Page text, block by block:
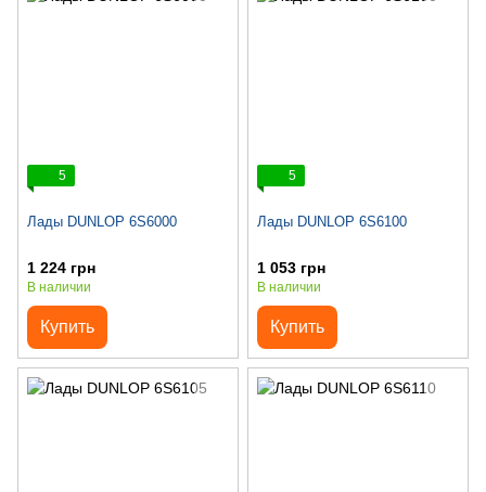
5
Лады DUNLOP 6S6000
1 224 грн
В наличии
Купить
5
Лады DUNLOP 6S6100
1 053 грн
В наличии
Купить